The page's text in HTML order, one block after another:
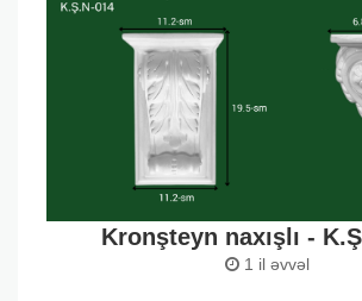
Kronşteyn naxışlı -
1 il əvvəl